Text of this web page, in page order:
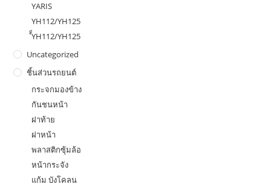
YARIS
YH112/YH125
ํ็YH112/YH125
Uncategorized
ชิ้นส่วนรถยนต์
กระจกมองข้าง
กันชนหน้า
ฝาท้าย
ฝาหน้า
พลาสติกซุ้มล้อ
หน้ากระจัง
แก้ม บังโคลน